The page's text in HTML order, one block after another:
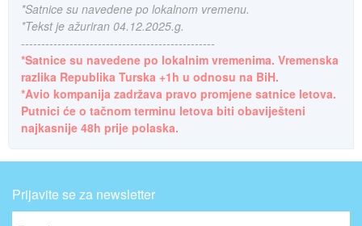
*Satnice su navedene po lokalnom vremenu.
*Tekst je ažuriran 04.12.2025.g.
------------------------------------------------
*Satnice su navedene po lokalnim vremenima. Vremenska
razlika Republika Turska +1h u odnosu na BiH.
*Avio kompanija zadržava pravo promjene satnice letova.
Putnici će o tačnom terminu letova biti obaviješteni
najkasnije 48h prije polaska.
Prijavite se za newsletter